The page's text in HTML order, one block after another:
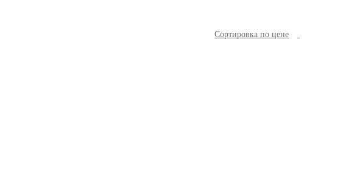
Cортировка по цене